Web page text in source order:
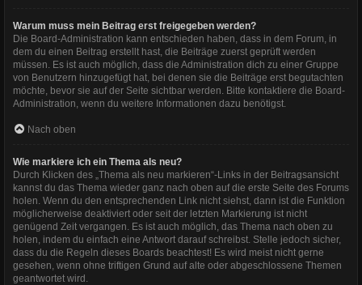
Warum muss mein Beitrag erst freigegeben werden?
Die Board-Administration kann entschieden haben, dass in dem Forum, in
dem du einen Beitrag erstellt hast, die Beiträge zuerst geprüft werden
müssen. Es ist auch möglich, dass die Administration dich zu einer Gruppe
von Benutzern hinzugefügt hat, bei denen sie die Beiträge erst begutachten
möchte, bevor sie auf der Seite sichtbar werden. Bitte kontaktiere die Board-
Administration, wenn du weitere Informationen dazu benötigst.
Nach oben
Wie markiere ich ein Thema als neu?
Durch Klicken des „Thema als neu markieren“-Links in der Beitragsansicht
kannst du das Thema wieder ganz nach oben auf die erste Seite des Forums
holen. Wenn du den entsprechenden Link nicht siehst, dann ist die Funktion
möglicherweise deaktiviert oder seit der letzten Markierung ist nicht
genügend Zeit vergangen. Es ist auch möglich, das Thema nach oben zu
holen, indem du einfach eine Antwort darauf schreibst. Stelle jedoch sicher,
dass du die Regeln dieses Boards beachtest! Es wird meist nicht gerne
gesehen, wenn ohne triftigen Grund auf alte oder abgeschlossene Themen
geantwortet wird.